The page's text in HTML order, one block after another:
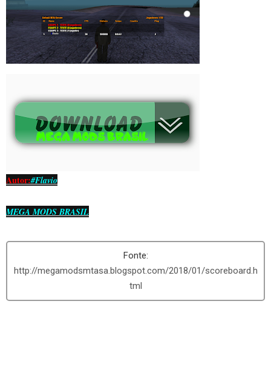
Autor:#Flavio
MEGA MODS BRASIL
http://megamodsmtasa.blogspot.com/2018/01/scoreboard.h
tml